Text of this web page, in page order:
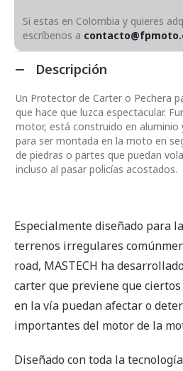
Si estas en Colombia y quieres
escríbenos a
Descripción
Un Protector de Carter o Pechera
que hace que luzca espectacular.
motor, está construido en aluminio
para ser montada en la moto en
de piedras o partes que puedan
incluso al pasar policías acostados.
Especialmente diseñado para
terrenos irregulares
road, MASTECH ha
carter que previene que
en la vía puedan afectar o
importantes del motor de la
Diseñado con toda la